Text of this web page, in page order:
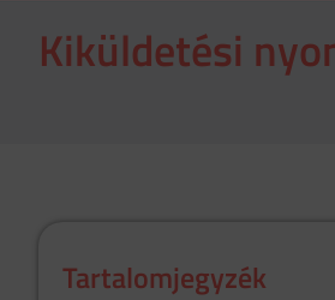
Kiküldetési
Tartalomjegyzék